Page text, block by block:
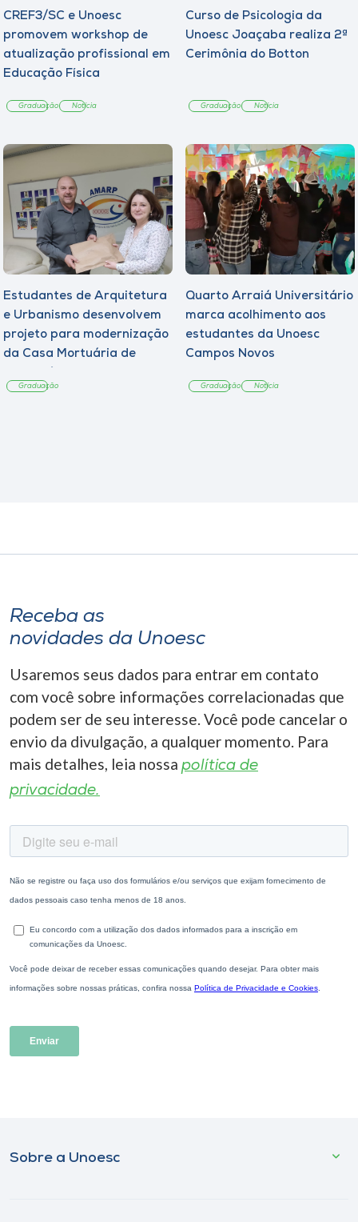
CREF3/SC e Unoesc
promovem workshop de
atualização profissional em
Educação Física
Graduação Notícia
Curso de Psicologia da
Unoesc Joaçaba realiza 2ª
Cerimônia do Botton
Graduação Notícia
Estudantes de Arquitetura
e Urbanismo desenvolvem
projeto para modernização
da Casa Mortuária de
Graduação
Quarto Arraiá Universitário
marca acolhimento aos
estudantes da Unoesc
Campos Novos
Graduação Notícia
Receba as
novidades da Unoesc
Usaremos seus dados para entrar em contato
com você sobre informações correlacionadas que
podem ser de seu interesse. Você pode cancelar o
envio da divulgação, a qualquer momento. Para
mais detalhes, leia nossa política de
privacidade.
Sobre a Unoesc